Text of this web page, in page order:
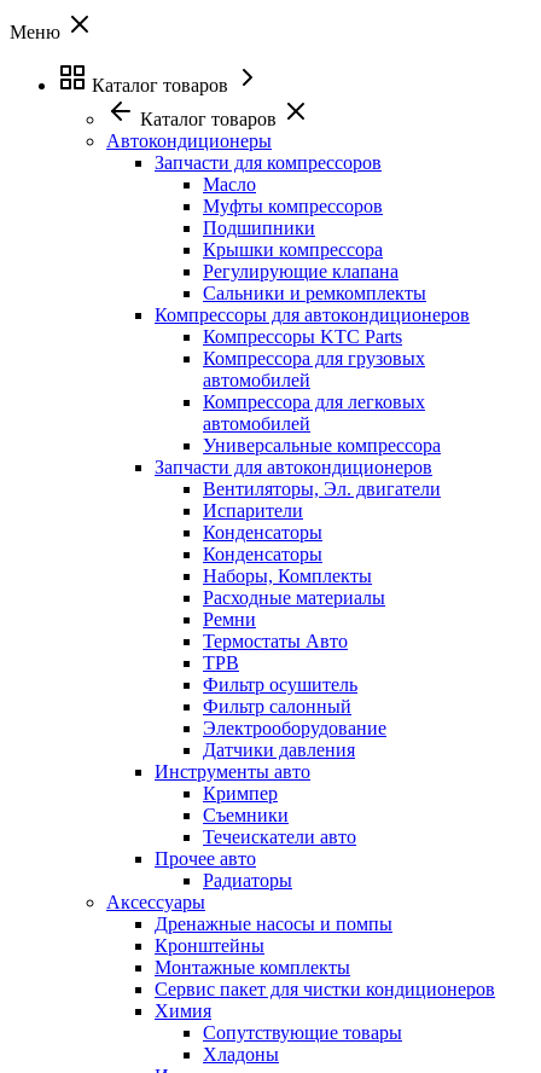
Меню
Каталог товаров
Каталог товаров
Автокондиционеры
Запчасти для компрессоров
Масло
Муфты компрессоров
Подшипники
Крышки компрессора
Регулирующие клапана
Сальники и ремкомплекты
Компрессоры для автокондиционеров
Компрессоры KTC Parts
Компрессора для грузовых
автомобилей
Компрессора для легковых
автомобилей
Универсальные компрессора
Запчасти для автокондиционеров
Вентиляторы, Эл. двигатели
Испарители
Конденсаторы
Конденсаторы
Наборы, Комплекты
Расходные материалы
Ремни
Термостаты Авто
ТРВ
Фильтр осушитель
Фильтр салонный
Электрооборудование
Датчики давления
Инструменты авто
Кримпер
Съемники
Течеискатели авто
Прочее авто
Радиаторы
Аксессуары
Дренажные насосы и помпы
Кронштейны
Монтажные комплекты
Сервис пакет для чистки кондиционеров
Химия
Сопутствующие товары
Хладоны